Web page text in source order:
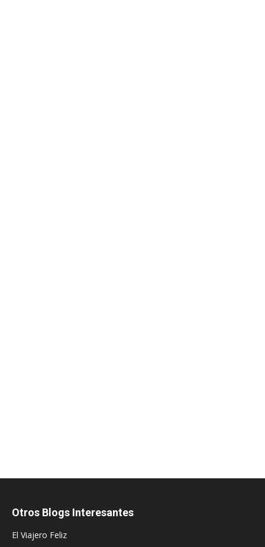
Otros Blogs Interesantes
El Viajero Feliz